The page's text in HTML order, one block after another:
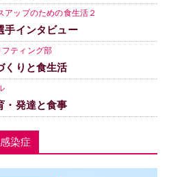
ップのための食生活２
手インタビュー
ティング部
くりと食生活
・発達と食事
染症